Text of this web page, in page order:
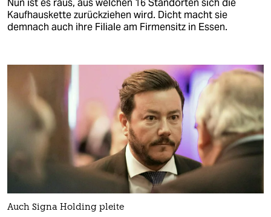
Nun ist es raus, aus welchen 16 Standorten sich die
Kaufhauskette zurückziehen wird. Dicht macht sie
demnach auch ihre Filiale am Firmensitz in Essen.
Auch Signa Holding pleite